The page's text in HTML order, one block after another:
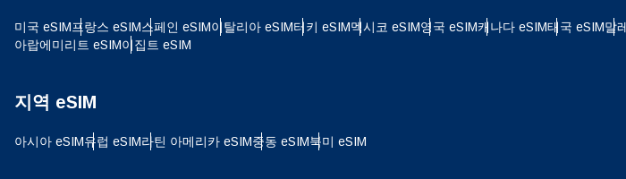
미국 eSIM프랑스 eSIM스페인 eSIM이탈리아 eSIM터키 eSIM멕시코 eSIM영국 eSIM캐나다 eSIM태국 eSIM말
아랍에미리트 eSIM이집트 eSIM
지역 eSIM
아시아 eSIM유럽 ​​eSIM라틴 아메리카 eSIM중동 eSIM북미 eSIM